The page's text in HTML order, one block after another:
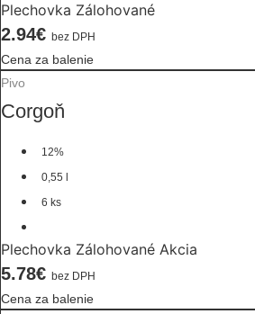
Plechovka Zálohované
2.94€ bez DPH
Cena za balenie
Pivo
Corgoň
12%
0,55 l
6 ks
Plechovka Zálohované Akcia
5.78€ bez DPH
Cena za balenie